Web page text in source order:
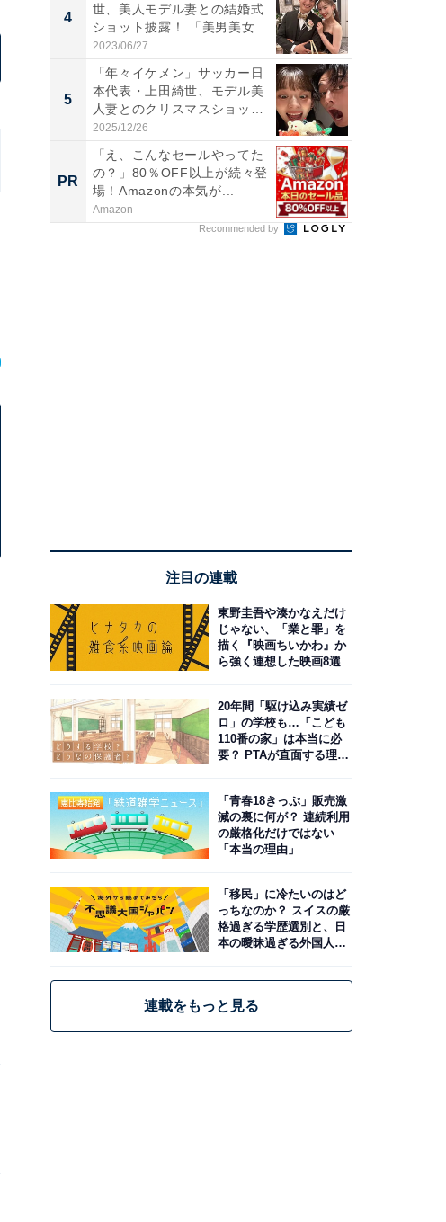
4
世、美人モデル妻との結婚式
ショット披露！ 「美男美女」
「...
2023/06/27
5
「年々イケメン」サッカー日
本代表・上田綺世、モデル美
人妻とのクリスマスショット
に...
2025/12/26
PR
「え、こんなセールやってた
の？」80％OFF以上が続々登
場！Amazonの本気が...
Amazon
Recommended by
注目の連載
東野圭吾や湊かなえだけ
じゃない、「業と罪」を
描く『映画ちいかわ』か
ら強く連想した映画8選
20年間「駆け込み実績ゼ
ロ」の学校も…「こども
110番の家」は本当に必
要？ PTAが直面する理想
「青春18きっぷ」販売激
減の裏に何が？ 連続利用
の厳格化だけではない
「本当の理由」
「移民」に冷たいのはど
っちなのか？ スイスの厳
格過ぎる学歴選別と、日
本の曖昧過ぎる外国人政
連載をもっと見る